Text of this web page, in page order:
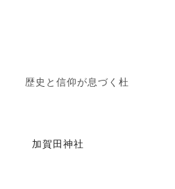
歴史と信仰が息づく杜
加賀田神社